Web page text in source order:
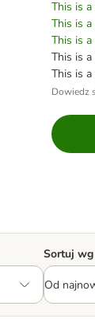
This is
This is
This is
This is
This is
Dowiedz
Sortuj wg